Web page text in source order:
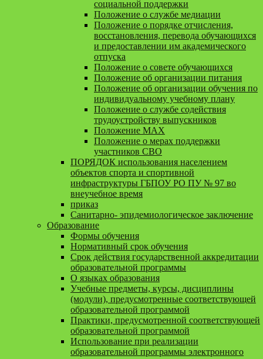
социальной поддержки
Положение о службе медиации
Положение о порядке отчисления,
восстановления, перевода обучающихся
и предоставлении им академического
отпуска
Положение о совете обучающихся
Положение об организации питания
Положение об организации обучения по
индивидуальному учебному плану
Положение о службе содействия
трудоустройству выпускников
Положение MAX
Положение о мерах поддержки
участников СВО
ПОРЯДОК использования населением
объектов спорта и спортивной
инфраструктуры ГБПОУ РО ПУ № 97 во
внеучебное время
приказ
Санитарно- эпидемиологическое заключение
Образование
Формы обучения
Нормативный срок обучения
Срок действия государственной аккредитации
образовательной программы
О языках образования
Учебные предметы, курсы, дисциплины
(модули), предусмотренные соответствующей
образовательной программой
Практики, предусмотренной соответствующей
образовательной программой
Использование при реализации
образовательной программы электронного